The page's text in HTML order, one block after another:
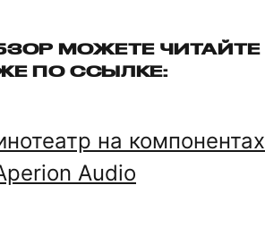
МОЖЕТЕ ЧИТАЙТЕ
ПО ССЫЛКЕ:
на компонентах
Audio